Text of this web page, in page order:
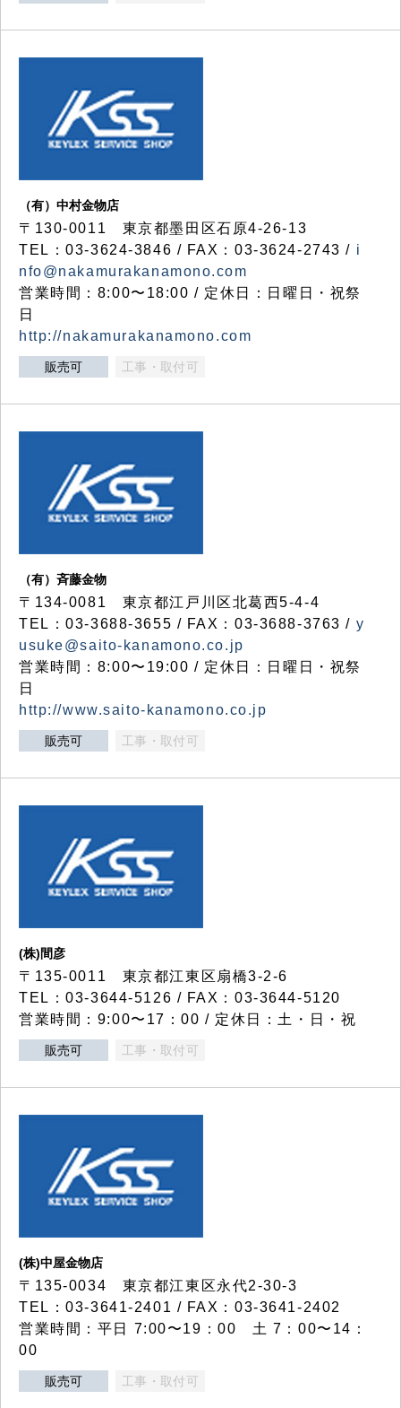
（有）中村金物店
〒130-0011 東京都墨田区石原4-26-13
TEL：03-3624-3846 / FAX：03-3624-2743 / i
nfo@nakamurakanamono.com
営業時間：8:00〜18:00 / 定休日：日曜日・祝祭
日
http://nakamurakanamono.com
販売可 工事・取付可
（有）斉藤金物
〒134-0081 東京都江戸川区北葛西5-4-4
TEL：03-3688-3655 / FAX：03-3688-3763 / y
usuke@saito-kanamono.co.jp
営業時間：8:00〜19:00 / 定休日：日曜日・祝祭
日
http://www.saito-kanamono.co.jp
販売可 工事・取付可
(株)間彦
〒135-0011 東京都江東区扇橋3-2-6
TEL：03-3644-5126 / FAX：03-3644-5120
営業時間：9:00〜17：00 / 定休日：土・日・祝
販売可 工事・取付可
(株)中屋金物店
〒135-0034 東京都江東区永代2-30-3
TEL：03-3641-2401 / FAX：03-3641-2402
営業時間：平日 7:00〜19：00 土 7：00〜14：
00
販売可 工事・取付可